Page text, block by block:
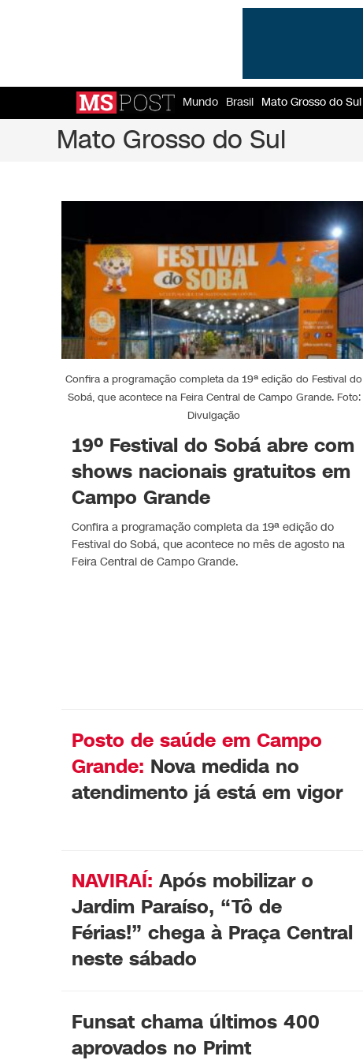
Mundo Brasil Mato Grosso do Sul
Mato Grosso do Sul
Confira a programação completa da 19ª edição do Festival do
Sobá, que acontece na Feira Central de Campo Grande. Foto:
Divulgação
19º Festival do Sobá abre com
shows nacionais gratuitos em
Campo Grande
Confira a programação completa da 19ª edição do
Festival do Sobá, que acontece no mês de agosto na
Feira Central de Campo Grande.
Posto de saúde em Campo
Grande: Nova medida no
atendimento já está em vigor
NAVIRAÍ: Após mobilizar o
Jardim Paraíso, “Tô de
Férias!” chega à Praça Central
neste sábado
Funsat chama últimos 400
aprovados no Primt